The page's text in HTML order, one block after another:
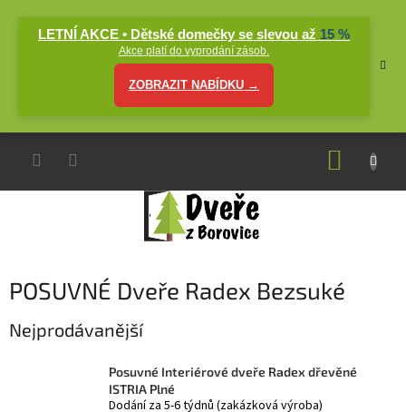
LETNÍ AKCE • Dětské domečky se slevou až 15 %
Akce platí do vyprodání zásob.
ZOBRAZIT NABÍDKU →
POSUVNÉ Dveře Radex Bezsuké
Nejprodávanější
Posuvné Interiérové dveře Radex dřevěné
ISTRIA Plné
Dodání za 5-6 týdnů (zakázková výroba)